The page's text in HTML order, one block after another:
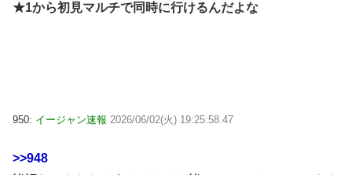
★1から初見マルチで同時に行けるんだよな
950: イージャン速報 2026/06/02(火) 19:25:58.47
>>948